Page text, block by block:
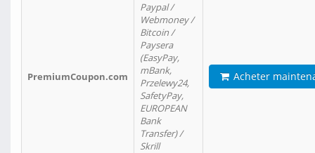
PremiumCoupon.com
Paypal /
Webmoney /
Bitcoin /
Paysera
(EasyPay,
mBank,
Przelewy24,
SafetyPay,
EUROPEAN
Bank
Transfer) /
Skrill
Acheter